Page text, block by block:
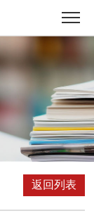
返回列表